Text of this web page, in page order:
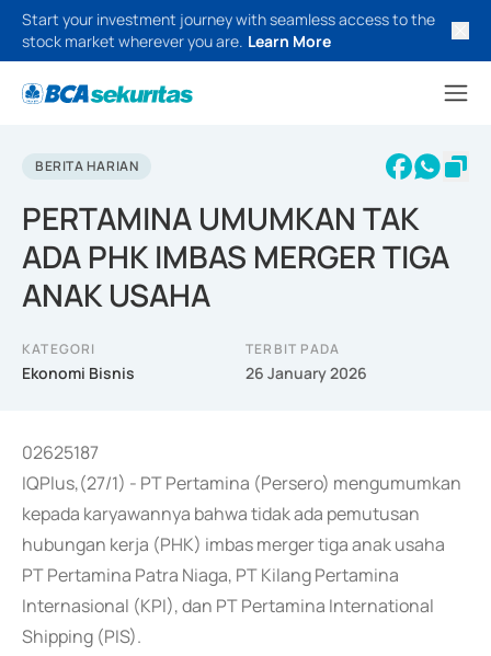
Start your investment journey with seamless access to the
stock market wherever you are. Learn More
BERITA HARIAN
PERTAMINA UMUMKAN TAK
ADA PHK IMBAS MERGER TIGA
ANAK USAHA
KATEGORI
Ekonomi Bisnis
TERBIT PADA
26 January 2026
02625187
IQPlus,(27/1) - PT Pertamina (Persero) mengumumkan
kepada karyawannya bahwa tidak ada pemutusan
hubungan kerja (PHK) imbas merger tiga anak usaha
PT Pertamina Patra Niaga, PT Kilang Pertamina
Internasional (KPI), dan PT Pertamina International
Shipping (PIS).